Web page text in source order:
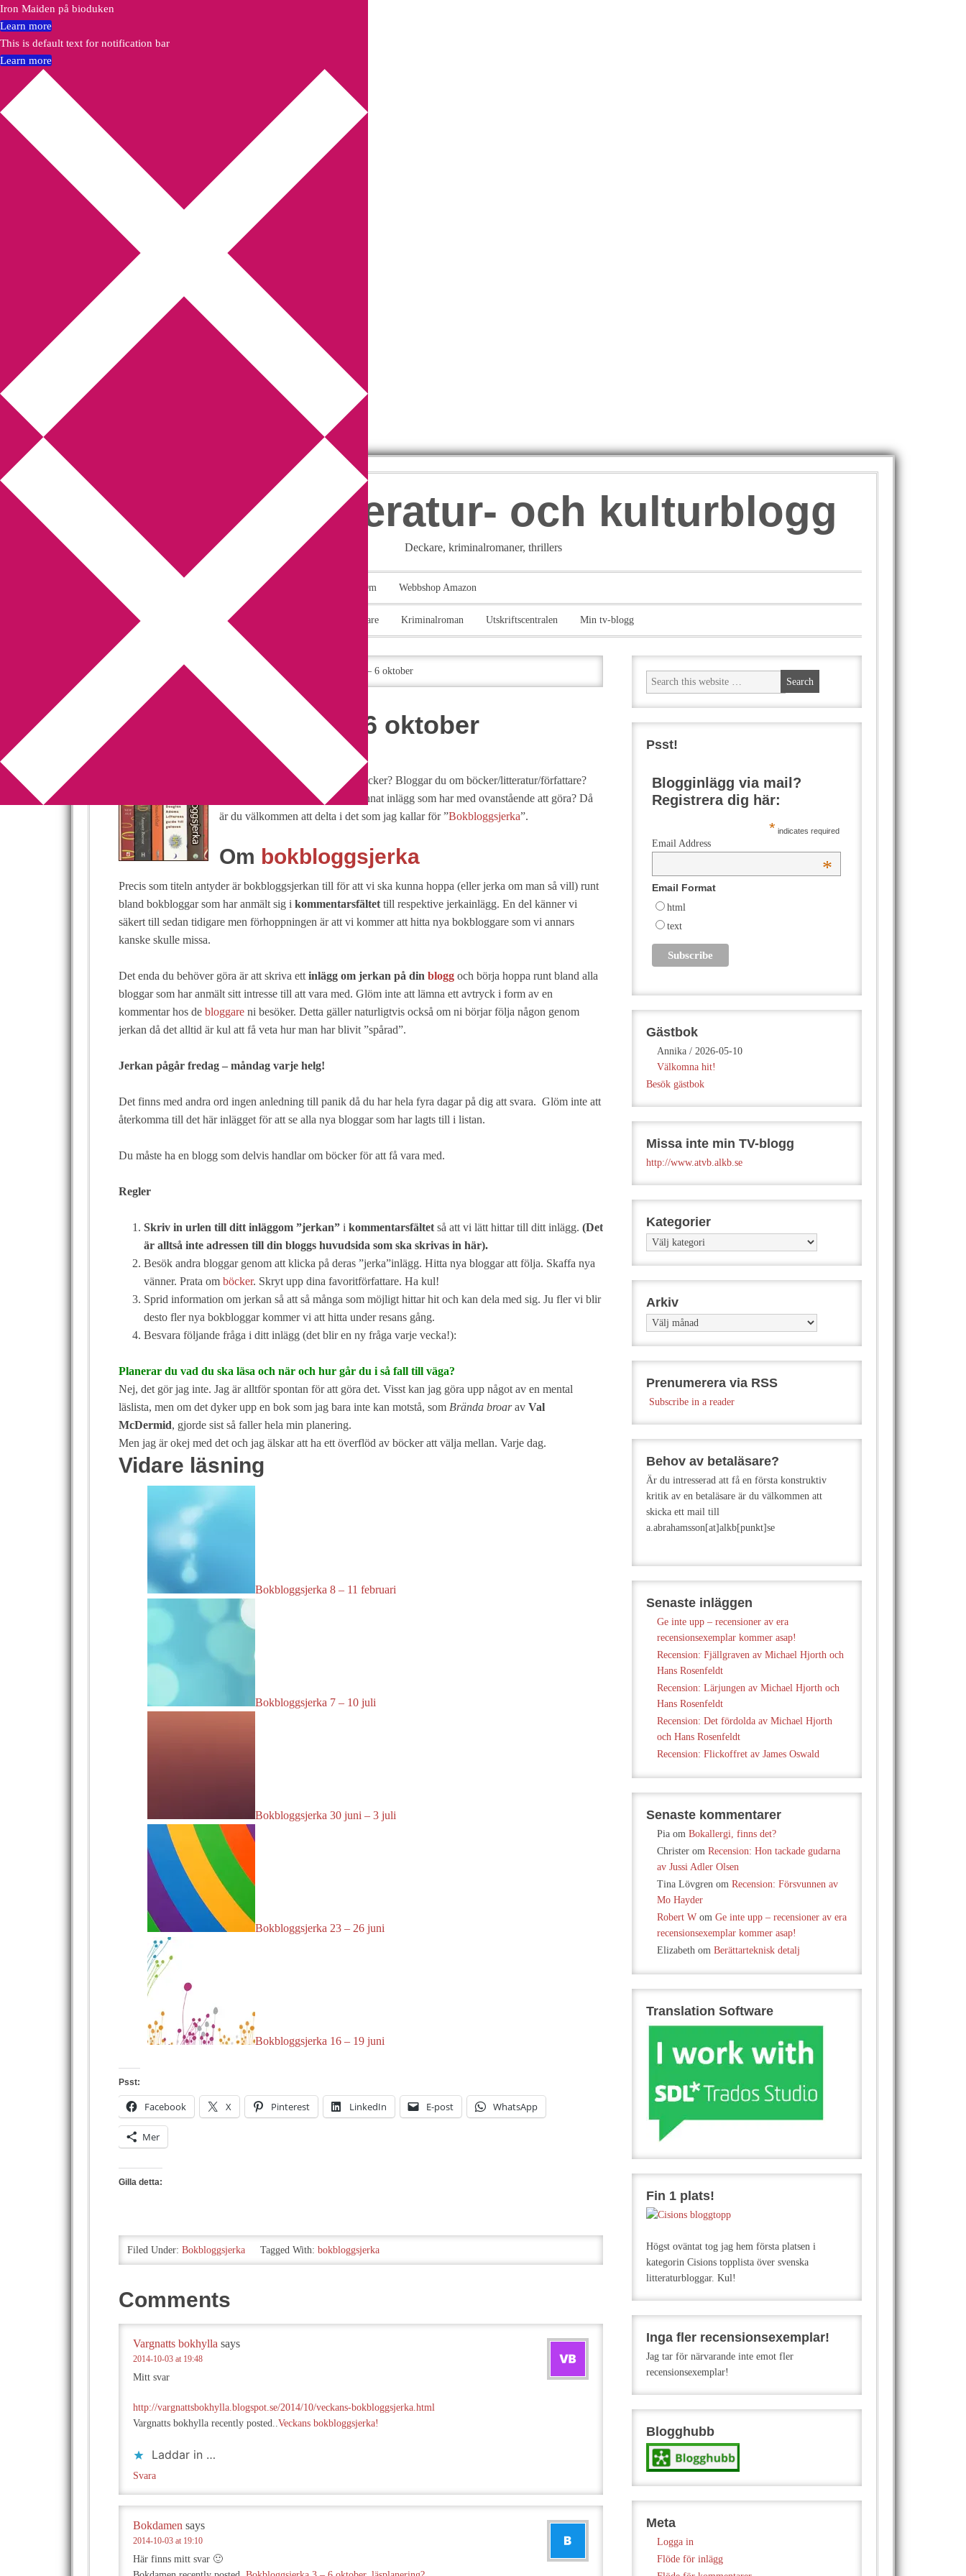
Annikas litteratur- och kulturblogg
Deckare, kriminalromaner, thrillers
Författarfemman Om Webbshop Amazon
Gästinlägg Bokbloggsjerka Deckare Kriminalroman Utskriftscentralen Min tv-blogg
You are here:Home Bokbloggsjerka Bokbloggsjerka 3 – 6 oktober
Bokbloggsjerka 3 – 6 oktober
81 Comments
Har du ett genuint intresse för böcker? Bloggar du om böcker/litteratur/författare?
Eller skriver du kanske ett och annat inlägg som har med ovanstående att göra? Då
är du välkommen att delta i det som jag kallar för ”Bokbloggsjerka”.
Om bokbloggsjerka
Precis som titeln antyder är bokbloggsjerkan till för att vi ska kunna hoppa (eller jerka om man så vill) runt
bland bokbloggar som har anmält sig i kommentarsfältet till respektive jerkainlägg. En del känner vi
säkert till sedan tidigare men förhoppningen är att vi kommer att hitta nya bokbloggare som vi annars
kanske skulle missa.
Det enda du behöver göra är att skriva ett inlägg om jerkan på din blogg och börja hoppa runt bland alla
bloggar som har anmält sitt intresse till att vara med. Glöm inte att lämna ett avtryck i form av en
kommentar hos de bloggare ni besöker. Detta gäller naturligtvis också om ni börjar följa någon genom
jerkan då det alltid är kul att få veta hur man har blivit ”spårad”.
Jerkan pågår fredag – måndag varje helg!
Det finns med andra ord ingen anledning till panik då du har hela fyra dagar på dig att svara. Glöm inte att
återkomma till det här inlägget för att se alla nya bloggar som har lagts till i listan.
Du måste ha en blogg som delvis handlar om böcker för att få vara med.
Regler
Skriv in urlen till ditt inläggom ”jerkan” i kommentarsfältet så att vi lätt hittar till ditt inlägg. (Det
är alltså inte adressen till din bloggs huvudsida som ska skrivas in här).
Besök andra bloggar genom att klicka på deras ”jerka”inlägg. Hitta nya bloggar att följa. Skaffa nya
vänner. Prata om böcker. Skryt upp dina favoritförfattare. Ha kul!
Sprid information om jerkan så att så många som möjligt hittar hit och kan dela med sig. Ju fler vi blir
desto fler nya bokbloggar kommer vi att hitta under resans gång.
Besvara följande fråga i ditt inlägg (det blir en ny fråga varje vecka!):
Planerar du vad du ska läsa och när och hur går du i så fall till väga?
Nej, det gör jag inte. Jag är alltför spontan för att göra det. Visst kan jag göra upp något av en mental
läslista, men om det dyker upp en bok som jag bara inte kan motstå, som Brända broarav Val
McDermid, gjorde sist så faller hela min planering.
Men jag är okej med det och jag älskar att ha ett överflöd av böcker att välja mellan. Varje dag.
Vidare läsning
Bokbloggsjerka 8 – 11 februari
Bokbloggsjerka 7 – 10 juli
Bokbloggsjerka 30 juni – 3 juli
Bokbloggsjerka 23 – 26 juni
Bokbloggsjerka 16 – 19 juni
Psst:
Facebook X Pinterest LinkedIn E-post WhatsApp
Mer
Gilla detta:
Filed Under: Bokbloggsjerka Tagged With: bokbloggsjerka
Comments
Vargnatts bokhylla says
2014-10-03 at 19:48
Mitt svar
http://vargnattsbokhylla.blogspot.se/2014/10/veckans-bokbloggsjerka.html
Vargnatts bokhylla recently posted..Veckans bokbloggsjerka!
Laddar in …
Svara
Bokdamen says
2014-10-03 at 19:10
Här finns mitt svar 🙂
Psst!
Blogginlägg via mail?
Registrera dig här:
* indicates required
Email Address
*
Email Format
html
text
Gästbok
Annika / 2026-05-10
Välkomna hit!
Besök gästbok
Missa inte min TV-blogg
http://www.atvb.alkb.se
Kategorier
Kategorier
Arkiv
Arkiv
Prenumerera via RSS
Subscribe in a reader
Behov av betaläsare?
Är du intresserad att få en första konstruktiv
kritik av en betaläsare är du välkommen att
skicka ett mail till
a.abrahamsson[at]alkb[punkt]se
Senaste inläggen
Ge inte upp – recensioner av era
recensionsexemplar kommer asap!
Recension: Fjällgraven av Michael Hjorth och
Hans Rosenfeldt
Recension: Lärjungen av Michael Hjorth och
Hans Rosenfeldt
Recension: Det fördolda av Michael Hjorth
och Hans Rosenfeldt
Recension: Flickoffret av James Oswald
Senaste kommentarer
Pia om Bokallergi, finns det?
Christer om Recension: Hon tackade gudarna
av Jussi Adler Olsen
Tina Lövgren om Recension: Försvunnen av
Mo Hayder
Robert W om Ge inte upp – recensioner av era
recensionsexemplar kommer asap!
Elizabeth om Berättarteknisk detalj
Translation Software
Fin 1 plats!
Högst oväntat tog jag hem första platsen i
kategorin Cisions topplista över svenska
litteraturbloggar. Kul!
Inga fler recensionsexemplar!
Jag tar för närvarande inte emot fler
recensionsexemplar!
Blogghubb
Meta
Logga in
Flöde för inlägg
Iron Maiden på bioduken
Learn more
This is default text for notification bar
Learn more